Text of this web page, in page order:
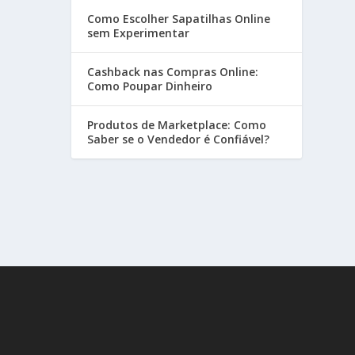
Como Escolher Sapatilhas Online
sem Experimentar
Cashback nas Compras Online:
Como Poupar Dinheiro
Produtos de Marketplace: Como
Saber se o Vendedor é Confiável?